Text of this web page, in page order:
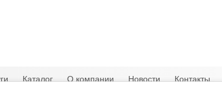
Каталог О компании Новости Контакты